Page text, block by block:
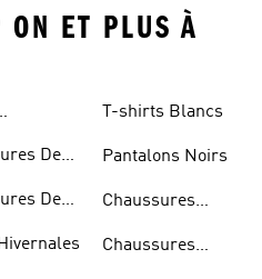
ET PLUS À
De
De
T-shirts Blancs
Pantalons Noirs
Chaussures
Chaussures